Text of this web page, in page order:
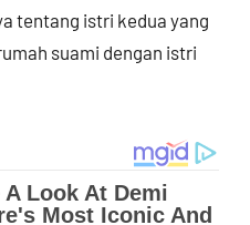
tentang istri kedua yang
suami dengan istri